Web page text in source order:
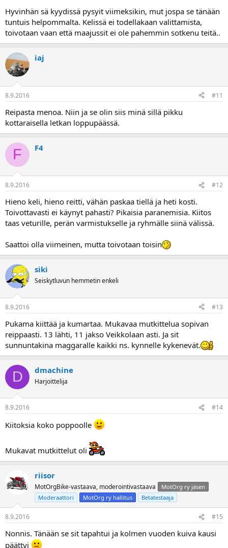
Hyvinhän sä kyydissä pysyit viimeksikin, mut jospa se tänään
tuntuis helpommalta. Kelissä ei todellakaan valittamista,
toivotaan vaan että maajussit ei ole pahemmin sotkenu teitä..
iaj
8.9.2016 #11
Reipasta menoa. Niin ja se olin siis minä sillä pikku
kottaraisella letkan loppupäässä.
F F4
8.9.2016 #12
Hieno keli, hieno reitti, vähän paskaa tiellä ja heti kosti.
Toivottavasti ei käynyt pahasti? Pikaisia paranemisia. Kiitos
taas veturille, perän varmistukselle ja ryhmälle siinä välissä.
Saattoi olla viimeinen, mutta toivotaan toisin
siki
Seiskytluvun hemmetin enkeli
8.9.2016 #13
Pukama kiittää ja kumartaa. Mukavaa mutkittelua sopivan
reippaasti. 13 lähti, 11 jakso Veikkolaan asti. Ja sit
sunnuntakina maggaralle kaikki ns. kynnelle kykenevät.
D dmachine
Harjoittelija
8.9.2016 #14
Kiitoksia koko poppoolle
Mukavat mutkittelut oli
riisor
MotOrgBike-vastaava, moderointivastaava
MotOrg ry jäsen
Moderaattori
MotOrg ry hallitus Betatestaaja
8.9.2016 #15
Nonnis. Tänään se sit tapahtui ja kolmen vuoden kuiva kausi
päättyi